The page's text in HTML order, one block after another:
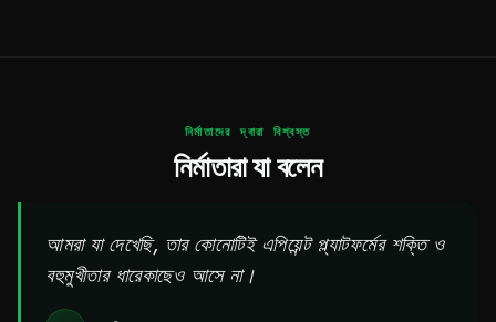
নির্মাতাদের দ্বারা বিশ্বস্ত
নির্মাতারা যা বলেন
আমরা যা দেখেছি, তার কোনোটিই এপিয়েন্ট প্ল্যাটফর্মের শক্তি ও
বহুমুখীতার ধারেকাছেও আসে না।